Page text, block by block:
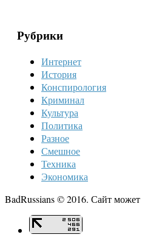
Рубрики
Интернет
История
Конспирология
Криминал
Культура
Политика
Разное
Смешное
Техника
Экономика
BadRussians © 2016. Сайт